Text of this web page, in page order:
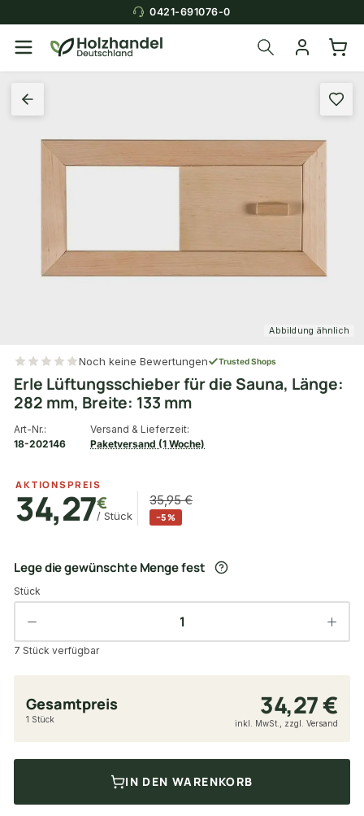
0421-691076-0
Abbildung ähnlich
Noch keine Bewertungen Trusted Shops
Erle Lüftungsschieber für die Sauna, Länge:
282 mm, Breite: 133 mm
Art-Nr.:
18-202146
Versand & Lieferzeit:
Paketversand (1 Woche)
AKTIONSPREIS
34,27€
/ Stück
35,95 €
−5 %
Lege die gewünschte Menge fest
Stück
7 Stück verfügbar
Gesamtpreis 34,27 €
1 Stück inkl. MwSt., zzgl. Versand
IN DEN WARENKORB